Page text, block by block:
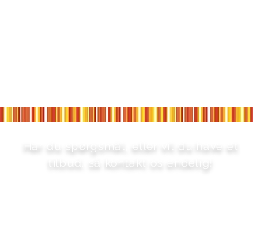
Har du spørgsmål, eller vil du have et
tilbud, så kontakt os endelig!